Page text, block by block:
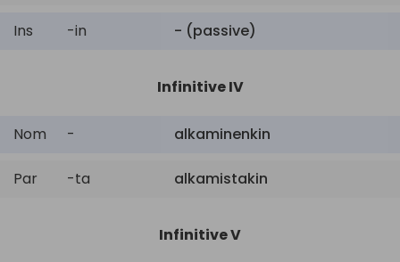
Ins -in - (passive)
Infinitive IV
Nom - alkaminenkin
Par -ta alkamistakin
Infinitive V